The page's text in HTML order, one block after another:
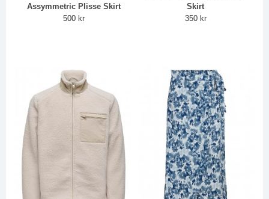
Assymmetric Plisse Skirt
500 kr
Skirt
350 kr